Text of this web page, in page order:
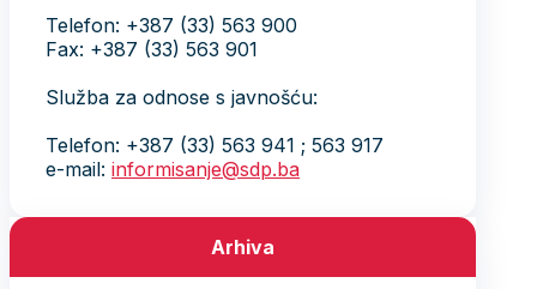
Telefon: +387 (33) 563 900
Fax: +387 (33) 563 901
Služba za odnose s javnošću:
Telefon: +387 (33) 563 941 ; 563 917
e-mail: informisanje@sdp.ba
Arhiva